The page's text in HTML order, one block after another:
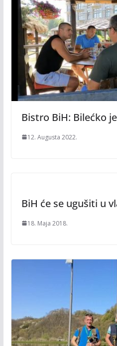
Bistro BiH: Bilećko
12. Augusta 2022.
BiH će se ugušiti u
18. Maja 2018.